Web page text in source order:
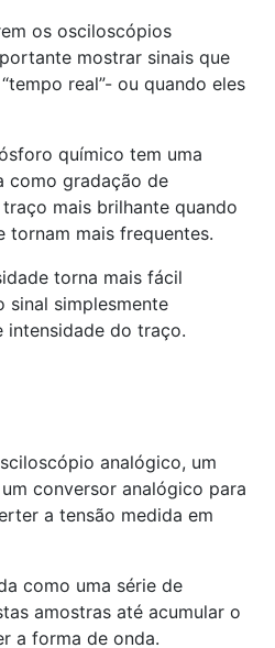
os osciloscópios
mostrar sinais que
real”- ou quando eles
químico tem uma
como gradação de
mais brilhante quando
tornam mais frequentes.
torna mais fácil
sinal simplesmente
intensidade do traço.
analógico, um
conversor analógico para
a tensão medida em
como uma série de
amostras até acumular o
a forma de onda.